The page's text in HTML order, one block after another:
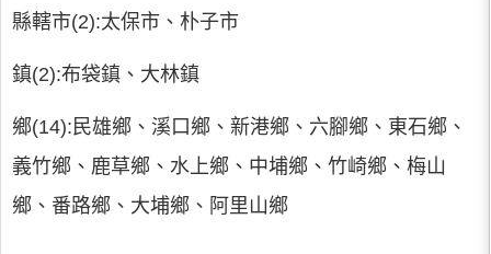
縣轄市(2):太保市、朴子市
鎮(2):布袋鎮、大林鎮
鄉(14):民雄鄉、溪口鄉、新港鄉、六腳鄉、東石鄉、
義竹鄉、鹿草鄉、水上鄉、中埔鄉、竹崎鄉、梅山
鄉、番路鄉、大埔鄉、阿里山鄉